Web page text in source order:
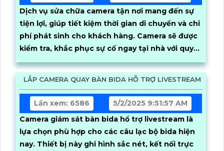
Dịch vụ sửa chữa camera tận nơi mang đến sự
tiện lợi, giúp tiết kiệm thời gian di chuyển và chi
phí phát sinh cho khách hàng. Camera sẽ được
kiểm tra, khắc phục sự cố ngay tại nhà với quy
trình nhanh chóng, chuyên nghiệp
LẮP CAMERA QUAY BÀN BIDA HỖ TRỢ LIVESTREAM
Lần xem: 6586
5/2/2025 9:51:57 AM
Camera giám sát bàn bida hổ trợ livestream là
lựa chọn phù hợp cho các câu lạc bộ bida hiện
nay. Thiết bị này ghi hình sắc nét, kết nối trực